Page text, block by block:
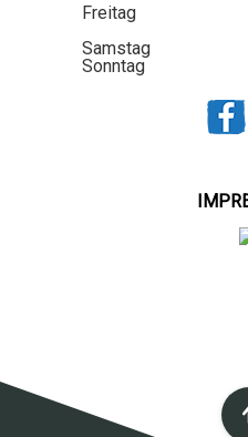
Freitag
Samstag
Sonntag